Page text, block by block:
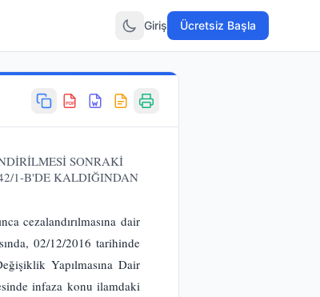
Giriş Ücretsiz Başla
PDF
SONRAKİ
1-B'DE KALDIĞINDAN
cezalandırılmasına dair
02/12/2016 tarihinde
Yapılmasına Dair
infaza konu ilamdaki